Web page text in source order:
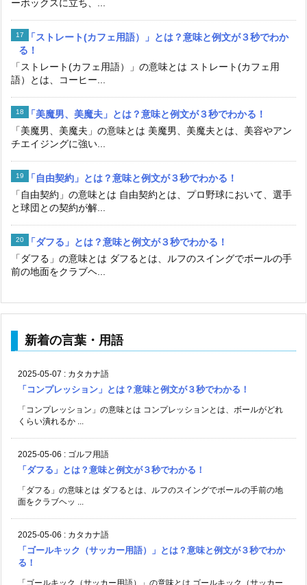
ーボックスに立ち、...
「ストレート(カフェ用語）」とは？意味と例文が３秒でわか
る！
「ストレート(カフェ用語）」の意味とは ストレート(カフェ用
語）とは、コーヒー...
「美魔男、美魔夫」とは？意味と例文が３秒でわかる！
「美魔男、美魔夫」の意味とは 美魔男、美魔夫とは、美容やアン
チエイジングに強い...
「自由契約」とは？意味と例文が３秒でわかる！
「自由契約」の意味とは 自由契約とは、プロ野球において、選手
と球団との契約が解...
「ダフる」とは？意味と例文が３秒でわかる！
「ダフる」の意味とは ダフるとは、ルフのスイングでボールの手
前の地面をクラブヘ...
新着の言葉・用語
2025-05-07 : カタカナ語
「コンプレッション」とは？意味と例文が３秒でわかる！
「コンプレッション」の意味とは コンプレッションとは、ボールがどれ
くらい潰れるか ...
2025-05-06 : ゴルフ用語
「ダフる」とは？意味と例文が３秒でわかる！
「ダフる」の意味とは ダフるとは、ルフのスイングでボールの手前の地
面をクラブヘッ ...
2025-05-06 : カタカナ語
「ゴールキック（サッカー用語）」とは？意味と例文が３秒でわか
る！